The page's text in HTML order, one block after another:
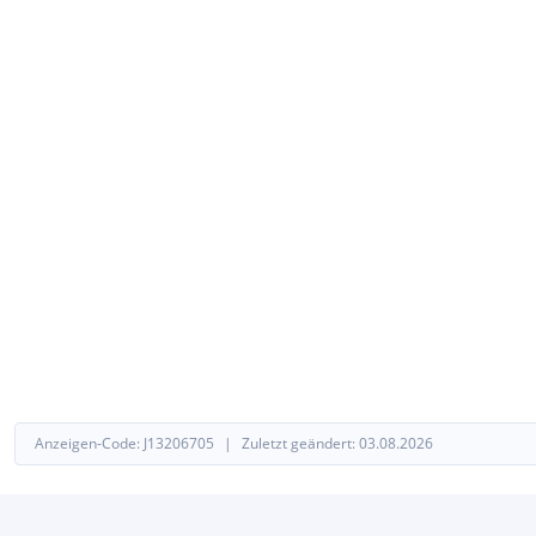
Anzeigen-Code: J13206705 | Zuletzt geändert: 03.08.2026